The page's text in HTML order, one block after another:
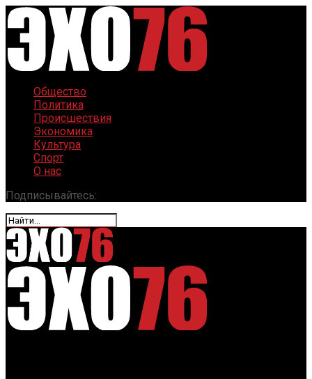
Общество
Политика
Происшествия
Экономика
Культура
Спорт
О нас
Подписывайтесь: